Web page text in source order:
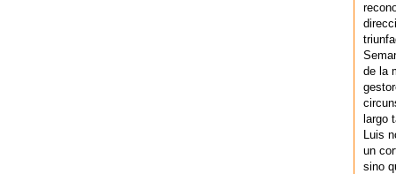
de la
largo
Luis
un
sino